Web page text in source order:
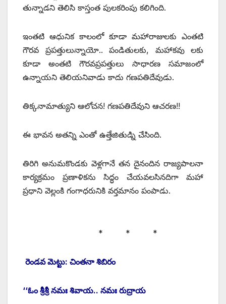
తున్నాడని తెలిసి కాస్తంత పులకరింపు కలిగింది.
ఇంతటి ఆధునిక కాలంలో కూడా మహారాజులకు ఎంతటి
గౌరవ ప్రపత్తులున్నాయో.. పండితులకు, మహాకవు లకు
కూడా అంతటి గౌరవప్రపత్తులు సాధారణ సమాజంలో
ఉన్నాయని తెలియనివాడు కాదు గణపతిదేవుడు.
తిక్కనామాత్యుని ఆలోచన! గణపతిదేవుని ఆచరణ!!
ఈ భావన అతన్ని ఎంతో ఉత్తేజితుడ్ని చేసింది.
తిరిగి అనుమకొండకు వెళ్లగానే తన దైనందిన రాజ్యపాలనా
కార్యక్రమం ప్రణాళికను సిద్ధం చేయవలసినదిగా మహా
ప్రధాని వెల్లంకి గంగాధరునికి వర్తమానం పంపాడు.
* * *
రెండవ మెట్టు: చింతనా శిబిరం
‘‘ఓం శ్రీశ్రీ నమః శివాయ.. నమః రుద్రాయ